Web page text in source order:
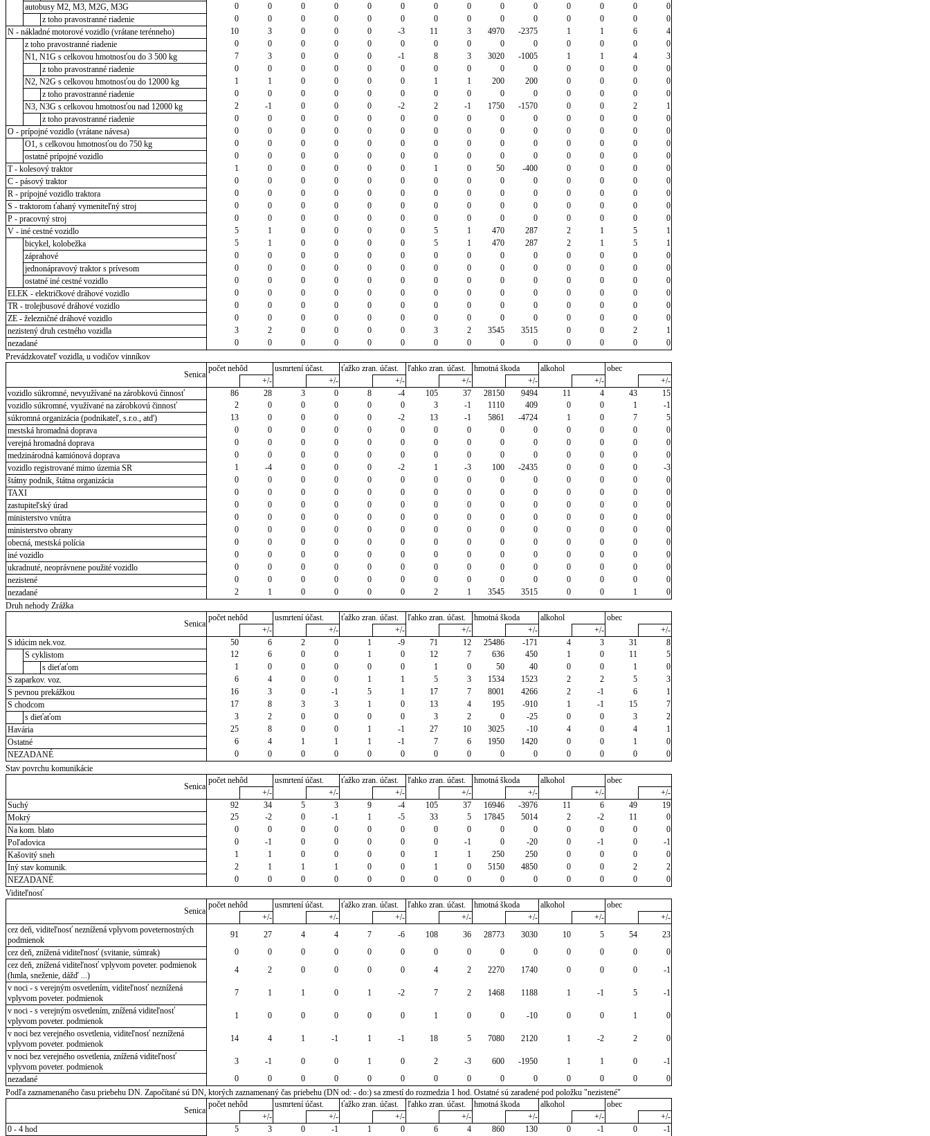
autobusy M2, M3, M2G, M3G
0 0 0 0 0 0 0 0 0 0 0 0 0
0
z toho pravostranné riadenie
0 0 0 0 0 0 0 0 0 0 0 0 0
0
N - nákladné motorové vozidlo (vrátane terénneho)
10 3 0 0 0 -3 11 3 4970 -2375 1 1 6
4
z toho pravostranné riadenie
0 0 0 0 0 0 0 0 0 0 0 0 0
0
N1, N1G s celkovou hmotnosťou do 3 500 kg
7 3 0 0 0 -1 8 3 3020 -1005 1 1 4
3
z toho pravostranné riadenie
0 0 0 0 0 0 0 0 0 0 0 0 0
0
N2, N2G s celkovou hmotnosťou do 12000 kg
1 1 0 0 0 0 1 1 200 200 0 0 0
0
z toho pravostranné riadenie
0 0 0 0 0 0 0 0 0 0 0 0 0
0
N3, N3G s celkovou hmotnosťou nad 12000 kg
2 -1 0 0 0 -2 2 -1 1750 -1570 0 0 2
1
z toho pravostranné riadenie
0 0 0 0 0 0 0 0 0 0 0 0 0
0
O - prípojné vozidlo (vrátane návesa)
0 0 0 0 0 0 0 0 0 0 0 0 0
0
O1, s celkovou hmotnosťou do 750 kg
0 0 0 0 0 0 0 0 0 0 0 0 0
0
ostatné prípojné vozidlo
0 0 0 0 0 0 0 0 0 0 0 0 0
0
T - kolesový traktor
1 0 0 0 0 0 1 0 50 -400 0 0 0
0
C - pásový traktor
0 0 0 0 0 0 0 0 0 0 0 0 0
0
R - prípojné vozidlo traktora
0 0 0 0 0 0 0 0 0 0 0 0 0
0
S - traktorom ťahaný vymeniteľný stroj
0 0 0 0 0 0 0 0 0 0 0 0 0
0
P - pracovný stroj
0 0 0 0 0 0 0 0 0 0 0 0 0
0
V - iné cestné vozidlo
5 1 0 0 0 0 5 1 470 287 2 1 5
1
bicykel, kolobežka
5 1 0 0 0 0 5 1 470 287 2 1 5
1
záprahové
0 0 0 0 0 0 0 0 0 0 0 0 0
0
jednonápravový traktor s prívesom
0 0 0 0 0 0 0 0 0 0 0 0 0
0
ostatné iné cestné vozidlo
0 0 0 0 0 0 0 0 0 0 0 0 0
0
ELEK - električkové dráhové vozidlo
0 0 0 0 0 0 0 0 0 0 0 0 0
0
TR - trolejbusové dráhové vozidlo
0 0 0 0 0 0 0 0 0 0 0 0 0
0
ZE - železničné dráhové vozidlo
0 0 0 0 0 0 0 0 0 0 0 0 0
0
nezistený druh cestného vozidla
3 2 0 0 0 0 3 2 3545 3515 0 0 2
1
nezadané
0 0 0 0 0 0 0 0 0 0 0 0 0
0
Prevádzkovateľ vozidla, u vodičov vinníkov
Senica
počet nehôd usmrtení účast. ťažko zran. účast. ľahko zran. účast. hmotná škoda alkohol
obec
+/-
+/- +/- +/- +/- +/-
+/-
vozidlo súkromné, nevyužívané na zárobkovú činnosť
86 28 3 0 8 -4 105 37 28150 9494 11 4 43
15
vozidlo súkromné, využívané na zárobkovú činnosť
2 0 0 0 0 0 3 -1 1110 409 0 0 1
-1
súkromná organizácia (podnikateľ, s.r.o., atď)
13 0 0 0 0 -2 13 -1 5861 -4724 1 0 7
5
mestská hromadná doprava
0 0 0 0 0 0 0 0 0 0 0 0 0
0
verejná hromadná doprava
0 0 0 0 0 0 0 0 0 0 0 0 0
0
medzinárodná kamiónová doprava
0 0 0 0 0 0 0 0 0 0 0 0 0
0
vozidlo registrované mimo územia SR
1 -4 0 0 0 -2 1 -3 100 -2435 0 0 0
-3
štátny podnik, štátna organizácia
0 0 0 0 0 0 0 0 0 0 0 0 0
0
TAXI
0 0 0 0 0 0 0 0 0 0 0 0 0
0
zastupiteľský úrad
0 0 0 0 0 0 0 0 0 0 0 0 0
0
ministerstvo vnútra
0 0 0 0 0 0 0 0 0 0 0 0 0
0
ministerstvo obrany
0 0 0 0 0 0 0 0 0 0 0 0 0
0
obecná, mestská polícia
0 0 0 0 0 0 0 0 0 0 0 0 0
0
iné vozidlo
0 0 0 0 0 0 0 0 0 0 0 0 0
0
ukradnuté, neoprávnene použité vozidlo
0 0 0 0 0 0 0 0 0 0 0 0 0
0
nezistené
0 0 0 0 0 0 0 0 0 0 0 0 0
0
nezadané
2 1 0 0 0 0 2 1 3545 3515 0 0 1
0
Druh nehody Zrážka
Senica
počet nehôd usmrtení účast. ťažko zran. účast. ľahko zran. účast. hmotná škoda alkohol
obec
+/-
+/- +/- +/- +/- +/-
+/-
S idúcim nek.voz.
50 6 2 0 1 -9 71 12 25486 -171 4 3 31
8
S cyklistom
12 6 0 0 1 0 12 7 636 450 1 0 11
5
s dieťaťom
1 0 0 0 0 0 1 0 50 40 0 0 1
0
S zaparkov. voz.
6 4 0 0 1 1 5 3 1534 1523 2 2 5
3
S pevnou prekážkou
16 3 0 -1 5 1 17 7 8001 4266 2 -1 6
1
S chodcom
17 8 3 3 1 0 13 4 195 -910 1 -1 15
7
s dieťaťom
3 2 0 0 0 0 3 2 0 -25 0 0 3
2
Havária
25 8 0 0 1 -1 27 10 3025 -10 4 0 4
1
Ostatné
6 4 1 1 1 -1 7 6 1950 1420 0 0 1
0
NEZADANÉ
0 0 0 0 0 0 0 0 0 0 0 0 0
0
Stav povrchu komunikácie
Senica
počet nehôd usmrtení účast. ťažko zran. účast. ľahko zran. účast. hmotná škoda alkohol
obec
+/-
+/- +/- +/- +/- +/-
+/-
Suchý
92 34 5 3 9 -4 105 37 16946 -3976 11 6 49
19
Mokrý
25 -2 0 -1 1 -5 33 5 17845 5014 2 -2 11
0
Na kom. blato
0 0 0 0 0 0 0 0 0 0 0 0 0
0
Poľadovica
0 -1 0 0 0 0 0 -1 0 -20 0 -1 0
-1
Kašovitý sneh
1 1 0 0 0 0 1 1 250 250 0 0 0
0
Iný stav komunik.
2 1 1 1 0 0 1 0 5150 4850 0 0 2
2
NEZADANÉ
0 0 0 0 0 0 0 0 0 0 0 0 0
0
Viditeľnosť
Senica
počet nehôd usmrtení účast. ťažko zran. účast. ľahko zran. účast. hmotná škoda alkohol
obec
+/-
+/- +/- +/- +/- +/-
+/-
cez deň, viditeľnosť neznížená vplyvom poveternostných
podmienok
91 27 4 4 7 -6 108 36 28773 3030 10 5 54
23
cez deň, znížená viditeľnosť (svitanie, súmrak)
0 0 0 0 0 0 0 0 0 0 0 0 0
0
cez deň, znížená viditeľnosť vplyvom poveter. podmienok
(hmla, sneženie, dážď ...)
4 2 0 0 0 0 4 2 2270 1740 0 0 0
-1
v noci - s verejným osvetlením, viditeľnosť neznížená
vplyvom poveter. podmienok
7 1 1 0 1 -2 7 2 1468 1188 1 -1 5
-1
v noci - s verejným osvetlením, znížená viditeľnosť
vplyvom poveter. podmienok
1 0 0 0 0 0 1 0 0 -10 0 0 1
0
v noci bez verejného osvetlenia, viditeľnosť neznížená
vplyvom poveter. podmienok
14 4 1 -1 1 -1 18 5 7080 2120 1 -2 2
0
v noci bez verejného osvetlenia, znížená viditeľnosť
vplyvom poveter. podmienok
3 -1 0 0 1 0 2 -3 600 -1950 1 1 0
-1
nezadané
0 0 0 0 0 0 0 0 0 0 0 0 0
0
Podľa zaznamenaného času priebehu DN. Započítané sú DN, ktorých zaznamenaný čas priebehu (DN od: - do:) sa zmestí do rozmedzia 1 hod. Ostatné sú zaradené pod položku "nezistené"
Senica
počet nehôd usmrtení účast. ťažko zran. účast. ľahko zran. účast. hmotná škoda alkohol
obec
+/-
+/- +/- +/- +/- +/-
+/-
0 - 4 hod
5 3 0 -1 1 0 6 4 860 130 0 -1 0
-1